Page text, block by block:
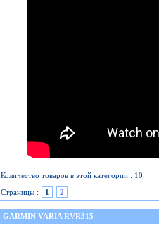
Количество товаров в этой категории : 10
Страницы :
1 2
GARMIN VARIA RVR315